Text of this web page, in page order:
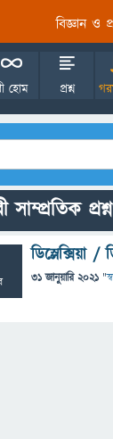
বিজ্ঞান ও
হোম প্রশ্ন
সাম্প্রতিক
ডিস্লেক্সিয়া
31 জানুয়ারি 2021 "